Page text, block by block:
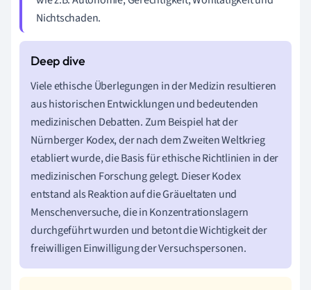
Nichtschaden.
Viele ethische Überlegungen in der Medizin resultieren
aus historischen Entwicklungen und bedeutenden
medizinischen Debatten. Zum Beispiel hat der
Nürnberger Kodex, der nach dem Zweiten Weltkrieg
etabliert wurde, die Basis für ethische Richtlinien in der
medizinischen Forschung gelegt. Dieser Kodex
entstand als Reaktion auf die Gräueltaten und
Menschenversuche, die in Konzentrationslagern
durchgeführt wurden und betont die Wichtigkeit der
freiwilligen Einwilligung der Versuchspersonen.